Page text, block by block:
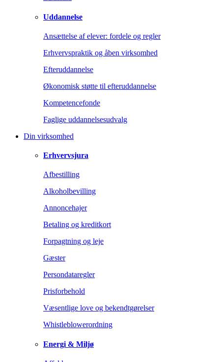
Uddannelse
Ansættelse af elever: fordele og regler
Erhvervspraktik og åben virksomhed
Efteruddannelse
Økonomisk støtte til efteruddannelse
Kompetencefonde
Faglige uddannelsesudvalg
Din virksomhed
Erhvervsjura
Afbestilling
Alkoholbevilling
Annoncehajer
Betaling og kreditkort
Forpagtning og leje
Gæster
Persondataregler
Prisforbehold
Væsentlige love og bekendtgørelser
Whistleblowerordning
Energi & Miljø